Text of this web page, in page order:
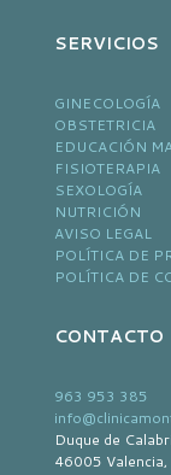
SERVICIOS
GINECOLOGÍA
OBSTETRICIA
EDUCACIÓN
FISIOTERAPIA
SEXOLOGÍA
NUTRICIÓN
AVISO LEGAL
POLÍTICA DE
POLÍTICA DE
CONTACTO
963 953 385
Duque de
46005 Valencia,